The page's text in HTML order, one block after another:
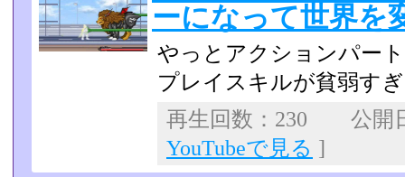
ーになって世界を
やっとアクションパー
プレイスキルが貧弱すぎ
再生回数：230 公
YouTubeで見る ]